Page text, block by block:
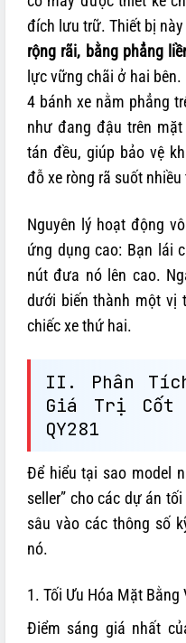
đích lưu trữ. Thiết bị
rộng rãi, bằng phẳng
lực vững chãi ở hai
4 bánh xe nằm phẳng
như đang đậu trên
tán đều, giúp bảo vệ
đỗ xe ròng rã suốt
Nguyên lý hoạt động
ứng dụng cao: Bạn lái
nút đưa nó lên cao.
dưới biến thành một vị
chiếc xe thứ hai.
II. Phân Tích
Giá Trị Cốt
QY281
Để hiểu tại sao model
seller” cho các dự án
sâu vào các thông số
nó.
1. Tối Ưu Hóa Mặt
Điểm sáng giá nhất